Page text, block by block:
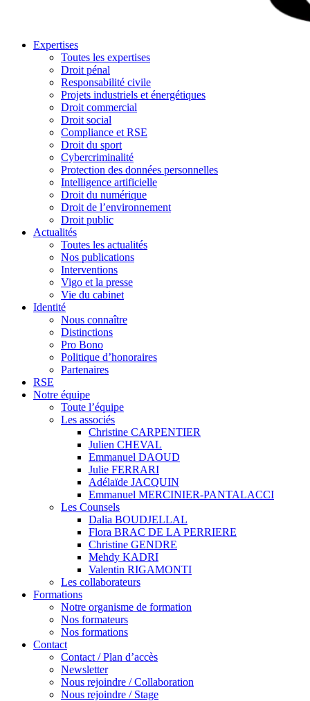
Expertises
Toutes les expertises
Droit pénal
Responsabilité civile
Projets industriels et énergétiques
Droit commercial
Droit social
Compliance et RSE
Droit du sport
Cybercriminalité
Protection des données personnelles
Intelligence artificielle
Droit du numérique
Droit de l’environnement
Droit public
Actualités
Toutes les actualités
Nos publications
Interventions
Vigo et la presse
Vie du cabinet
Identité
Nous connaître
Distinctions
Pro Bono
Politique d’honoraires
Partenaires
RSE
Notre équipe
Toute l’équipe
Les associés
Christine CARPENTIER
Julien CHEVAL
Emmanuel DAOUD
Julie FERRARI
Adélaïde JACQUIN
Emmanuel MERCINIER-PANTALACCI
Les Counsels
Dalia BOUDJELLAL
Flora BRAC DE LA PERRIERE
Christine GENDRE
Mehdy KADRI
Valentin RIGAMONTI
Les collaborateurs
Formations
Notre organisme de formation
Nos formateurs
Nos formations
Contact
Contact / Plan d’accès
Newsletter
Nous rejoindre / Collaboration
Nous rejoindre / Stage